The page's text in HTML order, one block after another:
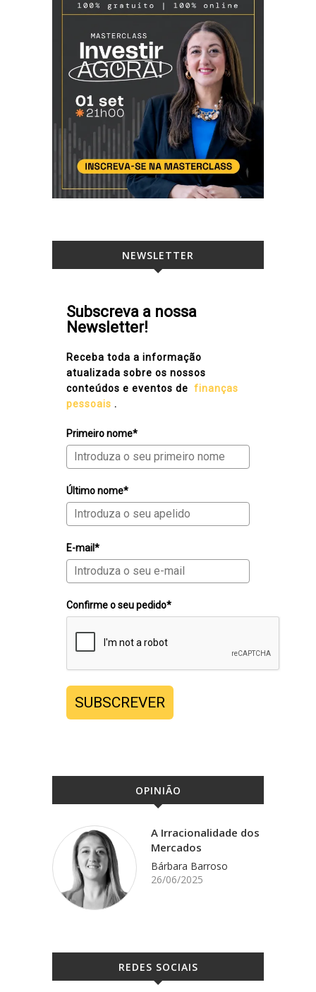
NEWSLETTER
Subscreva a nossa
Newsletter!
Receba toda a informação
atualizada sobre os nossos
conteúdos e eventos de finanças
pessoais .
Primeiro nome*
Último nome*
E-mail*
Confirme o seu pedido*
SUBSCREVER
OPINIÃO
A Irracionalidade dos
Mercados
Bárbara Barroso
26/06/2025
REDES SOCIAIS